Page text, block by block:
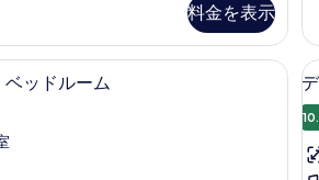
料金を表示
1
詳
デスク、ノートパソコン用作業スペ
ッドルーム